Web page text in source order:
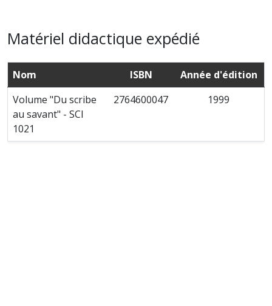
Matériel didactique expédié
Nom ISBN
Année d'édition
Volume "Du scribe
au savant" - SCI
1021
2764600047 1999